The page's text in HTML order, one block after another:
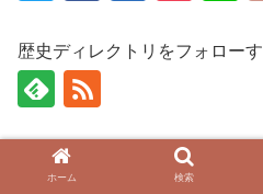
歴史ディレクトリをフォロー
関連記事
ホーム 検索